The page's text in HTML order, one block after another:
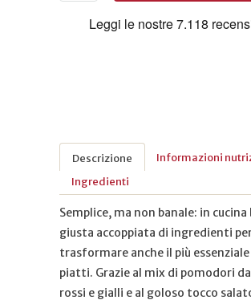
Descrizione
Informazioni
Ingredienti
Semplice, ma non banale: in cucina
giusta accoppiata di ingredienti
trasformare anche il più essenziale
piatti. Grazie al mix di pomodori
rossi e gialli e al goloso tocco